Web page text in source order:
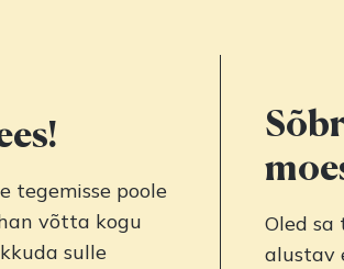
tegemisse poole
võtta kogu
sulle
Oled sa
alustav